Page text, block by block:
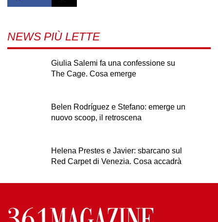
NEWS PIÙ LETTE
Giulia Salemi fa una confessione su
The Cage. Cosa emerge
Belen Rodríguez e Stefano: emerge un
nuovo scoop, il retroscena
Helena Prestes e Javier: sbarcano sul
Red Carpet di Venezia. Cosa accadrà